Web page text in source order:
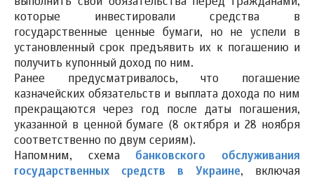
которые инвестировали средства в
государственные ценные бумаги, но не успели в
установленный срок предъявить их к погашению и
получить купонный доход по ним.
Ранее предусматривалось, что погашение
казначейских обязательств и выплата дохода по ним
прекращаются через год после даты погашения,
указанной в ценной бумаге (8 октября и 28 ноября
соответственно по двум сериям).
Напомним, схема банковского обслуживания
государственных средств в Украине, включая